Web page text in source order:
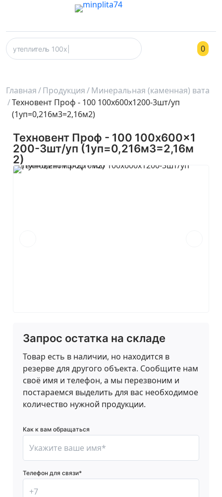
0
Главная Продукция
Минеральная (каменная) вата
Техновент Проф - 100 100x600x1200-3шт/уп
(1уп=0,216м3=2,16м2)
Техновент Проф - 100 100x600x1
200-3шт/уп (1уп=0,216м3=2,16м
2)
Запрос остатка на складе
Товар есть в наличии, но находится в
резерве для другого объекта. Сообщите нам
своё имя и телефон, а мы перезвоним и
постараемся выделить для вас необходимое
количество нужной продукции.
Как к вам обращаться
Телефон для связи*